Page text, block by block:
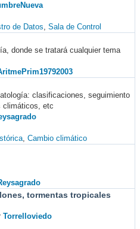
de Datos Sala de Control
donde se tratará cualquier tema
clasificaciones, seguimiento
climáticos, etc
Cambio climático
tormentas tropicales
Torrelloviedo